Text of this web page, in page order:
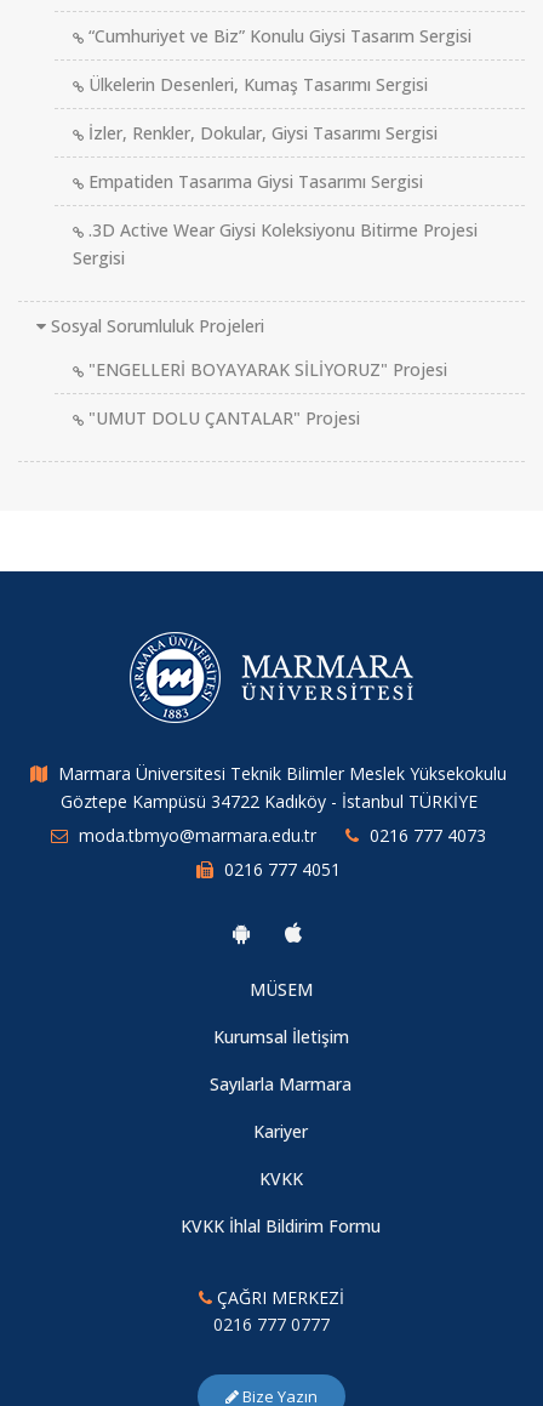
“Cumhuriyet ve Biz” Konulu Giysi Tasarım Sergisi
Ülkelerin Desenleri, Kumaş Tasarımı Sergisi
İzler, Renkler, Dokular, Giysi Tasarımı Sergisi
Empatiden Tasarıma Giysi Tasarımı Sergisi
.3D Active Wear Giysi Koleksiyonu Bitirme Projesi
Sergisi
Sosyal Sorumluluk Projeleri
"ENGELLERİ BOYAYARAK SİLİYORUZ" Projesi
"UMUT DOLU ÇANTALAR" Projesi
Marmara Üniversitesi Teknik Bilimler Meslek Yüksekokulu
Göztepe Kampüsü 34722 Kadıköy - İstanbul TÜRKİYE
moda.tbmyo@marmara.edu.tr
0216 777 4073
0216 777 4051
MÜSEM
Kurumsal İletişim
Sayılarla Marmara
Kariyer
KVKK
KVKK İhlal Bildirim Formu
ÇAĞRI MERKEZİ
0216 777 0777
Bize Yazın